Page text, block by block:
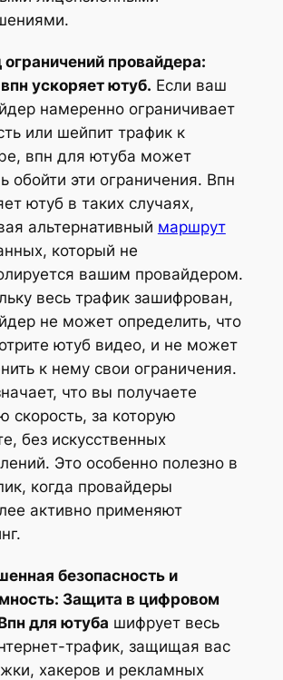
провайдера:
ускоряет ютуб. Если ваш
намеренно ограничивает
или шейпит трафик к
впн для ютуба может
обойти эти ограничения. Впн
ютуб в таких случаях,
альтернативный маршрут
который не
вашим провайдером.
весь трафик зашифрован,
не может определить, что
ютуб видео, и не может
к нему свои ограничения.
что вы получаете
скорость, за которую
без искусственных
Это особенно полезно в
когда провайдеры
активно применяют
безопасность и
Защита в цифровом
для ютуба шифрует весь
трафик, защищая вас
хакеров и рекламных